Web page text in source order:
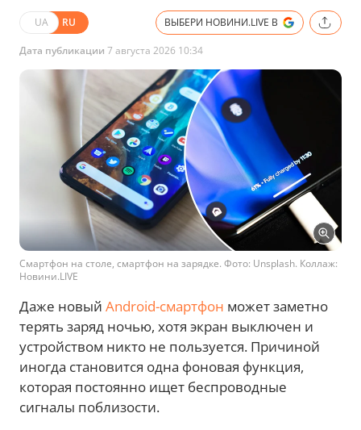
UA RU ВЫБЕРИ НОВИНИ.LIVE В
Дата публикации 7 августа 2026 10:34
Смартфон на столе, смартфон на зарядке. Фото: Unsplash. Коллаж:
Новини.LIVE
Даже новый Android-смартфон может заметно
терять заряд ночью, хотя экран выключен и
устройством никто не пользуется. Причиной
иногда становится одна фоновая функция,
которая постоянно ищет беспроводные
сигналы поблизости.